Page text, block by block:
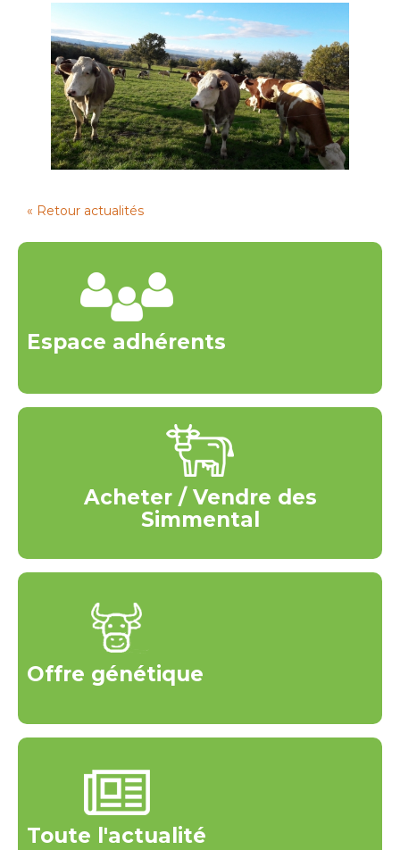
« Retour actualités
Espace adhérents
Acheter / Vendre des
Simmental
Offre génétique
Toute l'actualité